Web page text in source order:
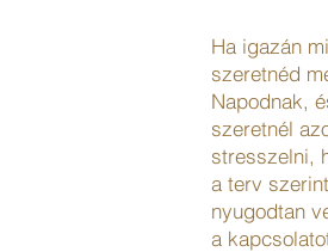
Ha igazán
szeretnéd
Napodnak,
szeretnél
stresszelni,
a terv
nyugodtan
a